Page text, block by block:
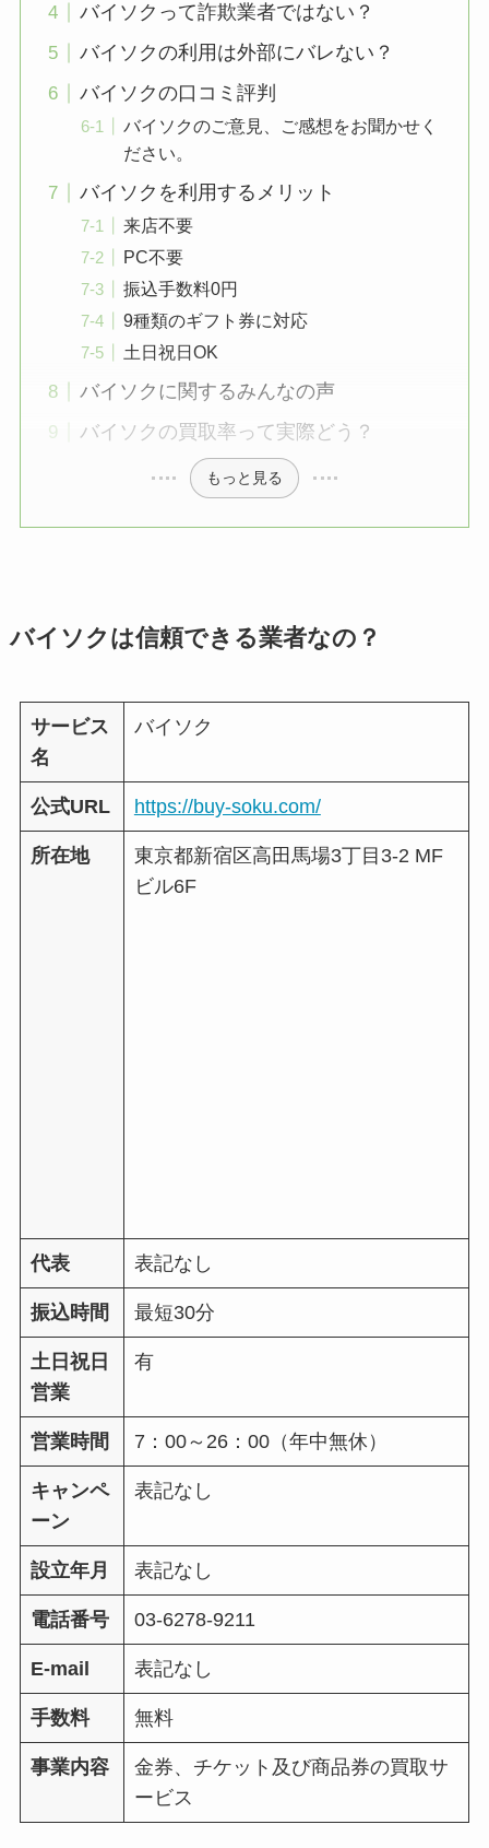
バイソクって詐欺業者ではない？
バイソクの利用は外部にバレない？
バイソクの口コミ評判
バイソクのご意見、ご感想をお聞かせく
ださい。
バイソクを利用するメリット
来店不要
PC不要
振込手数料0円
9種類のギフト券に対応
土日祝日OK
バイソクに関するみんなの声
バイソクの買取率って実際どう？
もっと見る
バイソクは信頼できる業者なの？
サービス
名
バイソク
公式URL https://buy-soku.com/
所在地
東京都新宿区高田馬場3丁目3-2 MF
ビル6F
代表 表記なし
振込時間 最短30分
土日祝日
営業
有
営業時間 7：00～26：00（年中無休）
キャンペ
ーン
表記なし
設立年月 表記なし
電話番号 03-6278-9211
E-mail 表記なし
手数料 無料
事業内容
金券、チケット及び商品券の買取サ
ービス